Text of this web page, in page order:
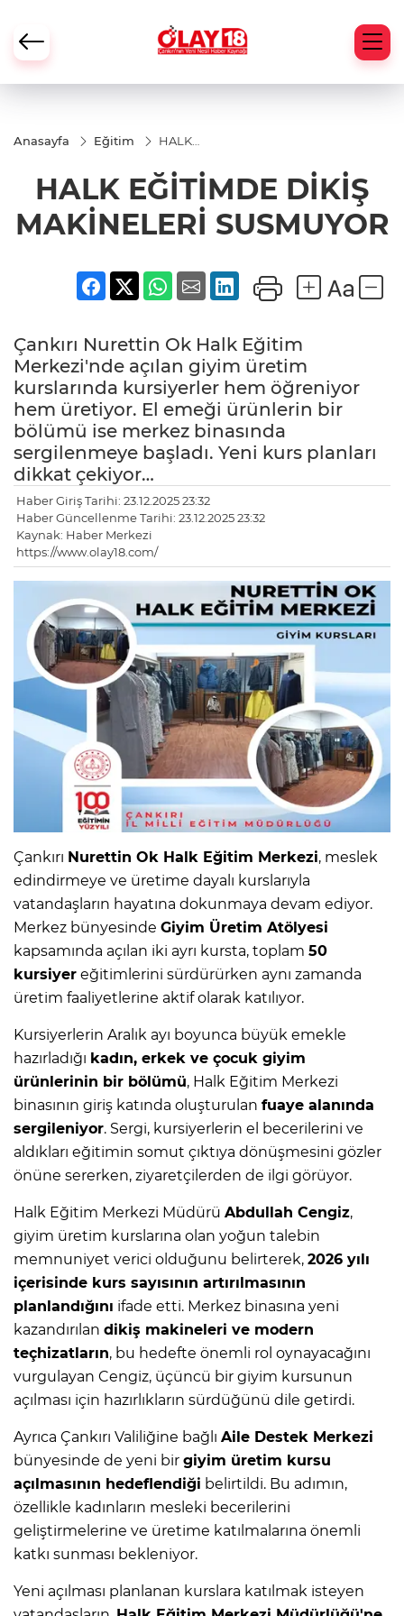
Anasayfa Eğitim
HALK
DİKİŞ
MAKİNELERİ
SUSMUYOR
HALK EĞİTİMDE DİKİŞ
MAKİNELERİ SUSMUYOR
Çankırı Nurettin Ok Halk Eğitim
Merkezi'nde açılan giyim üretim
kurslarında kursiyerler hem öğreniyor
hem üretiyor. El emeği ürünlerin bir
bölümü ise merkez binasında
sergilenmeye başladı. Yeni kurs planları
dikkat çekiyor…
Haber Giriş Tarihi: 23.12.2025 23:32
Haber Güncellenme Tarihi: 23.12.2025 23:32
Kaynak: Haber Merkezi
https://www.olay18.com/
Çankırı Nurettin Ok Halk Eğitim Merkezi, meslek
edindirmeye ve üretime dayalı kurslarıyla
vatandaşların hayatına dokunmaya devam ediyor.
Merkez bünyesinde Giyim Üretim Atölyesi
kapsamında açılan iki ayrı kursta, toplam 50
kursiyer eğitimlerini sürdürürken aynı zamanda
üretim faaliyetlerine aktif olarak katılıyor.
Kursiyerlerin Aralık ayı boyunca büyük emekle
hazırladığı kadın, erkek ve çocuk giyim
ürünlerinin bir bölümü, Halk Eğitim Merkezi
binasının giriş katında oluşturulan fuaye alanında
sergileniyor. Sergi, kursiyerlerin el becerilerini ve
aldıkları eğitimin somut çıktıya dönüşmesini gözler
önüne sererken, ziyaretçilerden de ilgi görüyor.
Halk Eğitim Merkezi Müdürü Abdullah Cengiz,
giyim üretim kurslarına olan yoğun talebin
memnuniyet verici olduğunu belirterek, 2026 yılı
içerisinde kurs sayısının artırılmasının
planlandığını ifade etti. Merkez binasına yeni
kazandırılan dikiş makineleri ve modern
teçhizatların, bu hedefte önemli rol oynayacağını
vurgulayan Cengiz, üçüncü bir giyim kursunun
açılması için hazırlıkların sürdüğünü dile getirdi.
Ayrıca Çankırı Valiliğine bağlı Aile Destek Merkezi
bünyesinde de yeni bir giyim üretim kursu
açılmasının hedeflendiği belirtildi. Bu adımın,
özellikle kadınların mesleki becerilerini
geliştirmelerine ve üretime katılmalarına önemli
katkı sunması bekleniyor.
Yeni açılması planlanan kurslara katılmak isteyen